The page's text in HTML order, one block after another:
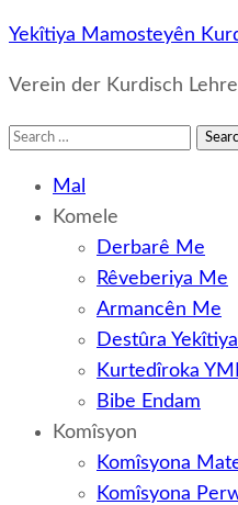
Yekîtiya Mamosteyên
Verein der Kurdisch
Search
Mal
Komele
Derbarê Me
Rêveberiya Me
Armancên Me
Destûra
Kurtedîroka
Bibe Endam
Komîsyon
Komîsyona
Komîsyona